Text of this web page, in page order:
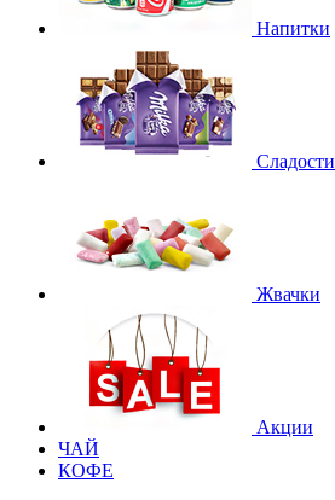
Напитки
Сладости
Жвачки
Акции
ЧАЙ
КОФЕ